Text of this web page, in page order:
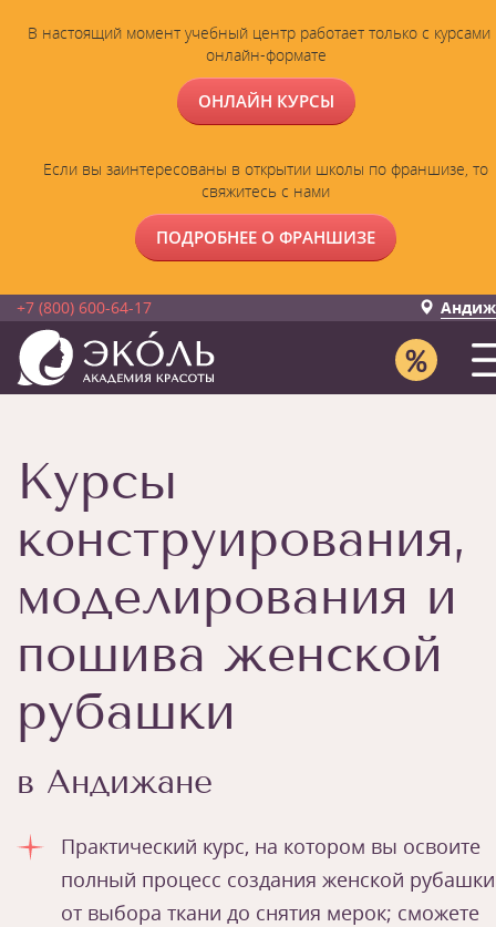
В настоящий момент учебный центр работает только с курсами
онлайн-формате
ОНЛАЙН КУРСЫ
Если вы заинтересованы в открытии школы по франшизе, то
свяжитесь с нами
ПОДРОБНЕЕ О ФРАНШИЗЕ
+7 (800) 600-64-17
Курсы
конструирования,
моделирования и
пошива женской
рубашки
в Андижане
Практический курс, на котором вы освоите
полный процесс создания женской
от выбора ткани до снятия мерок; сможете